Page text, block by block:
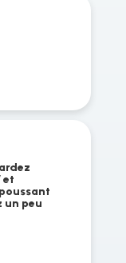
et
un peu